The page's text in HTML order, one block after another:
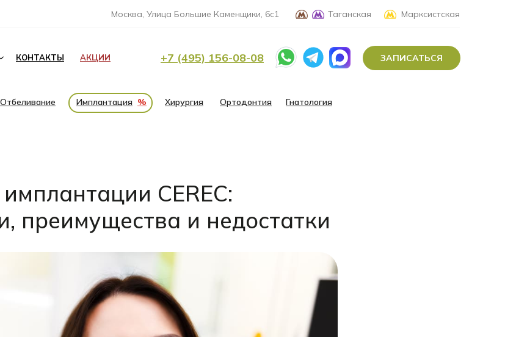
КОНТАКТЫ АКЦИИ +7 (495) 156-08-08 ЗАПИСАТЬСЯ
Марксистская
Таганская
Москва, Улица Большие Каменщики, 6с1
Хирургия Гнатология
Ортодонтия
%
Имплантация
Отбеливание
CEREC:
преимущества и недостатки